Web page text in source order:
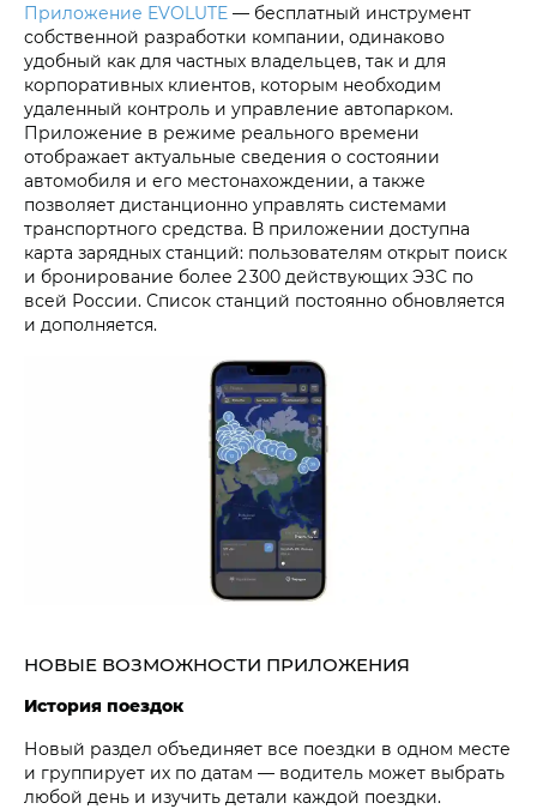
Приложение EVOLUTE — бесплатный инструмент
собственной разработки компании, одинаково
удобный как для частных владельцев, так и для
корпоративных клиентов, которым необходим
удаленный контроль и управление автопарком.
Приложение в режиме реального времени
отображает актуальные сведения о состоянии
автомобиля и его местонахождении, а также
позволяет дистанционно управлять системами
транспортного средства. В приложении доступна
карта зарядных станций: пользователям открыт поиск
и бронирование более 2 300 действующих ЭЗС по
всей России. Список станций постоянно обновляется
и дополняется.
НОВЫЕ ВОЗМОЖНОСТИ ПРИЛОЖЕНИЯ
История поездок
Новый раздел объединяет все поездки в одном месте
и группирует их по датам — водитель может выбрать
любой день и изучить детали каждой поездки.